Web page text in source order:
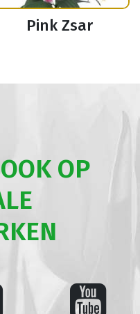
Pink Zsar
OP